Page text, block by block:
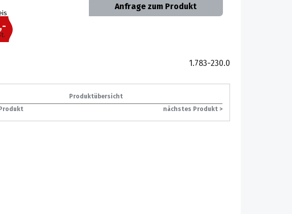
Anfrage zum Produkt
1.783-230.0
Produktübersicht
nächstes Produkt >